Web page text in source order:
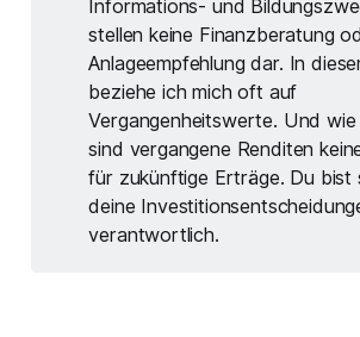
Informations- und
stellen keine Finanzberatung
Anlageempfehlung dar. In
beziehe ich mich oft auf
Vergangenheitswerte. Und
sind vergangene Renditen
für zukünftige Erträge. Du bist
deine
verantwortlich.